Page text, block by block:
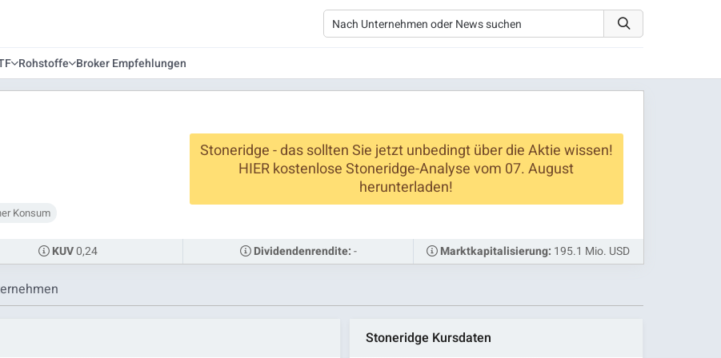
Rohstoffe Broker Empfehlungen
Konsum
Stoneridge - das sollten Sie jetzt unbedingt über die Aktie wissen!
HIER kostenlose Stoneridge-Analyse vom 07. August
herunterladen!
KUV0,24 Dividendenrendite:- Marktkapitalisierung: 195.1 Mio. USD
Stoneridge Kursdaten